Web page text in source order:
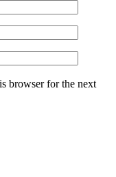
browser for the next